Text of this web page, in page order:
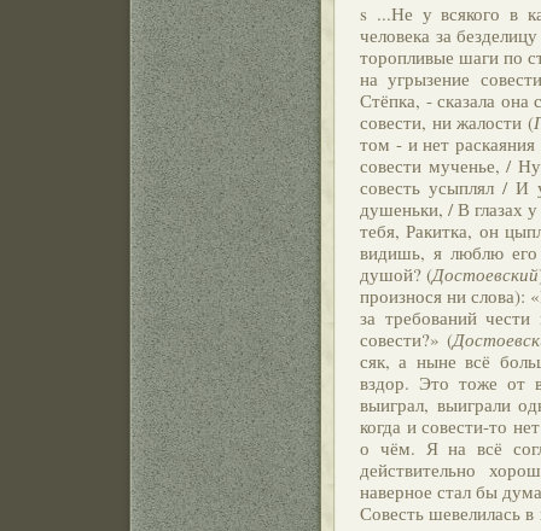
s ...Не у всякого в
человека за
торопливые шаги по
на угрызение
Стёпка, - сказала
совести, ни жалости (
том - и нет
совести мученье, /
совесть усыплял / И
душеньки, / В глазах
тебя, Ракитка, он
видишь, я люблю
душой? (Достоевский
произнося ни слова):
за требований
совести?» (
сяк, а ныне всё
вздор. Это тоже от
выиграл, выиграли
когда и совести-то
о чём. Я на всё
действительно
наверное стал бы
Совесть шевелилась